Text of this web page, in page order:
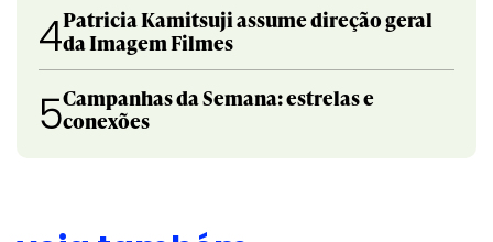
4Patricia Kamitsuji assume direção geral
da Imagem Filmes
5Campanhas da Semana: estrelas e
conexões